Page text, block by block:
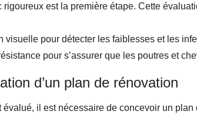
rigoureux est la première étape. Cette
visuelle pour détecter les faiblesses et les
pour s’assurer que les poutres et
d’un plan de rénovation
évalué, il est nécessaire de concevoir un